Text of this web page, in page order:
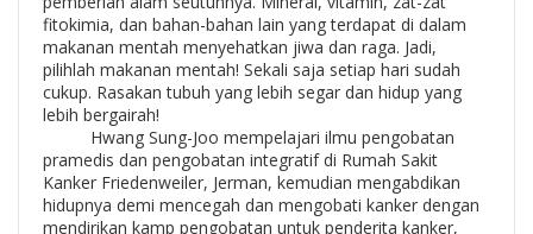
fitokimia, dan bahan-bahan lain yang terdapat di dalam
makanan mentah menyehatkan jiwa dan raga. Jadi,
pilihlah makanan mentah! Sekali saja setiap hari sudah
cukup. Rasakan tubuh yang lebih segar dan hidup yang
lebih bergairah!
Hwang Sung-Joo mempelajari ilmu pengobatan
pramedis dan pengobatan integratif di Rumah Sakit
Kanker Friedenweiler, Jerman, kemudian mengabdikan
hidupnya demi mencegah dan mengobati kanker dengan
mendirikan kamp pengobatan untuk penderita kanker,